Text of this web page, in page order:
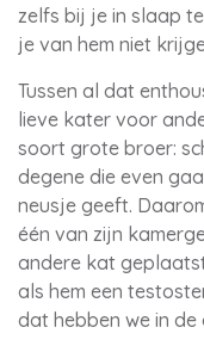
zelfs bij je in slaap
je van hem niet
Tussen al dat
lieve kater voor
soort grote broer:
degene die even
neusje geeft.
één van zijn
andere kat
als hem een
dat hebben we in